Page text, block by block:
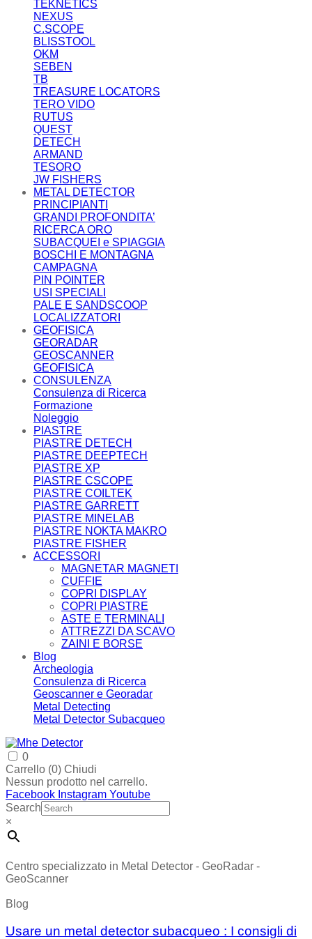
TEKNETICS
NEXUS
C.SCOPE
BLISSTOOL
OKM
SEBEN
TB
TREASURE LOCATORS
TERO VIDO
RUTUS
QUEST
DETECH
ARMAND
TESORO
JW FISHERS
METAL DETECTOR
PRINCIPIANTI
GRANDI PROFONDITA’
RICERCA ORO
SUBACQUEI e SPIAGGIA
BOSCHI E MONTAGNA
CAMPAGNA
PIN POINTER
USI SPECIALI
PALE E SANDSCOOP
LOCALIZZATORI
GEOFISICA
GEORADAR
GEOSCANNER
GEOFISICA
CONSULENZA
Consulenza di Ricerca
Formazione
Noleggio
PIASTRE
PIASTRE DETECH
PIASTRE DEEPTECH
PIASTRE XP
PIASTRE CSCOPE
PIASTRE COILTEK
PIASTRE GARRETT
PIASTRE MINELAB
PIASTRE NOKTA MAKRO
PIASTRE FISHER
ACCESSORI
MAGNETAR MAGNETI
CUFFIE
COPRI DISPLAY
COPRI PIASTRE
ASTE E TERMINALI
ATTREZZI DA SCAVO
ZAINI E BORSE
Blog
Archeologia
Consulenza di Ricerca
Geoscanner e Georadar
Metal Detecting
Metal Detector Subacqueo
0
Carrello (0) Chiudi
Nessun prodotto nel carrello.
Facebook Instagram Youtube
Search
×
Centro specializzato in Metal Detector - GeoRadar -
GeoScanner
Blog
Usare un metal detector subacqueo : I consigli di